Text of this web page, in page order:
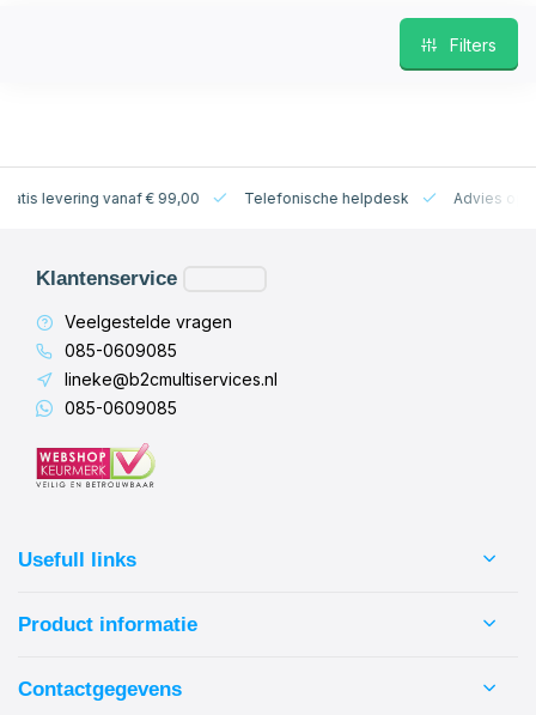
Filters
vanaf € 99,00 Telefonische helpdesk Advies op maat
Klantenservice
Veelgestelde vragen
085-0609085
lineke@b2cmultiservices.nl
085-0609085
Usefull links
Product informatie
Contactgegevens